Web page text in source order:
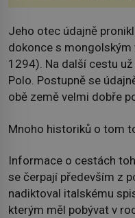
Jeho otec údajně
dokonce s mongolským
1294). Na další cestu
Polo. Postupně se
obě země velmi dobře
Mnoho historiků o tom
Informace o cestách
se čerpají především z
nadiktoval italskému
kterým měl pobývat v